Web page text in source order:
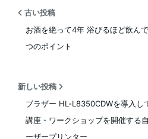
古い投稿
お酒を絶って4年 浴びるほど飲ん
つのポイント
新しい投稿
ブラザー HL-L8350CDWを導入し
講座・ワークショップを開催する
ーザープリンター